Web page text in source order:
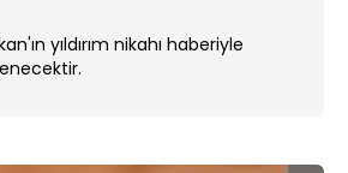
yıldırım nikahı haberiyle